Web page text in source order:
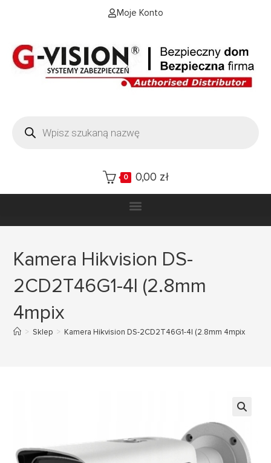
Moje Konto
0 0,00 zł
Kamera Hikvision DS-
2CD2T46G1-4I (2.8mm
4mpix
> Sklep > Kamera Hikvision DS-2CD2T46G1-4I (2.8mm 4mpix